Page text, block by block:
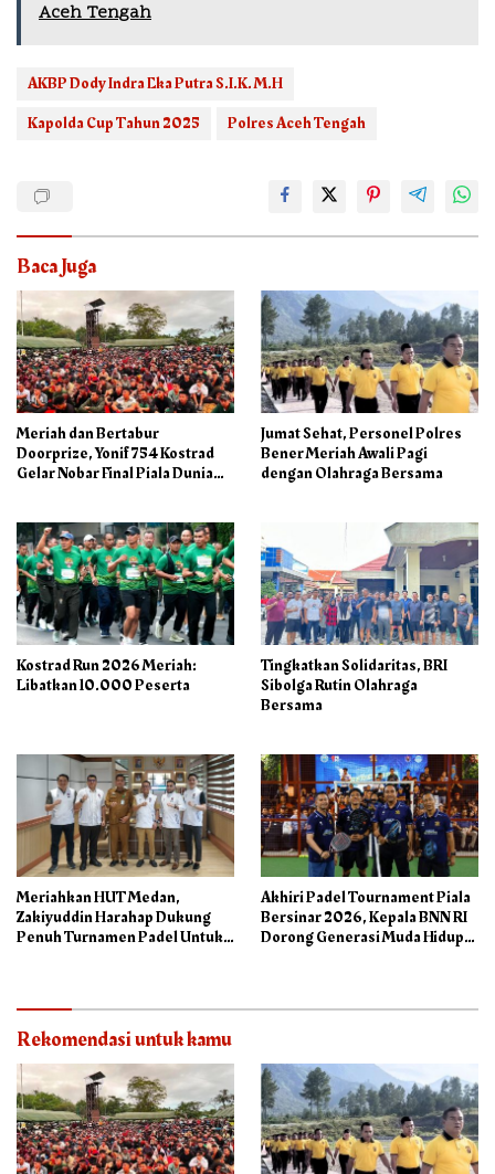
Aceh Tengah
AKBP Dody Indra Eka Putra S.I.K. M.H
Kapolda Cup Tahun 2025
Polres Aceh Tengah
Baca Juga
Meriah dan Bertabur
Doorprize, Yonif 754 Kostrad
Gelar Nobar Final Piala Dunia
Jumat Sehat, Personel Polres
Bener Meriah Awali Pagi
dengan Olahraga Bersama
Kostrad Run 2026 Meriah:
Libatkan 10.000 Peserta
Tingkatkan Solidaritas, BRI
Sibolga Rutin Olahraga
Bersama
Meriahkan HUT Medan,
Zakiyuddin Harahap Dukung
Penuh Turnamen Padel Untuk
Akhiri Padel Tournament Piala
Bersinar 2026, Kepala BNN RI
Dorong Generasi Muda Hidup
Rekomendasi untuk kamu